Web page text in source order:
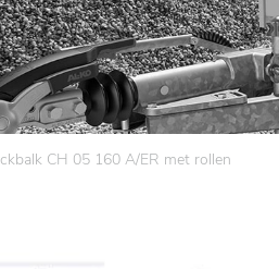
CH 05 160 A/ER met rollen